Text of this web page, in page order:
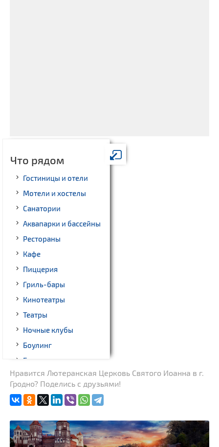
Что рядом
Гостиницы и отели
Мотели и хостелы
Санатории
Аквапарки и бассейны
Рестораны
Кафе
Пиццерия
Гриль-бары
Кинотеатры
Театры
Ночные клубы
Боулинг
Бильярд
Казино
универмаги
перевозки
Fast-food
Нравится Лютеранская Церковь Святого Иоанна в г.
Гродно? Поделись с друзьями!